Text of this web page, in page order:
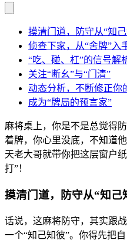
摸清门道，防守从“知
侦查下家，从“舍牌”入
“吃、碰、杠”的信号解
关注“断幺”与“门清”
动态分析，不断修正你
成为“牌局的预言家”
麻将桌上，你是不是总觉得
着牌，你心里没底，不知道
天老大哥就带你把这层窗户
打”！
摸清门道，防守从“知己
话说，这麻将防守，其实跟
一个“知己知彼”。你得先把